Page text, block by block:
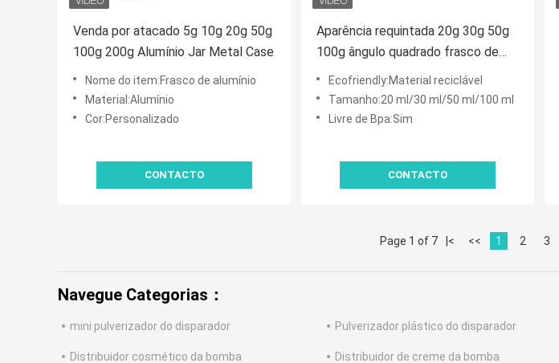
Venda por atacado 5g 10g 20g 50g
100g 200g Alumínio Jar Metal Case
Nome do item:Frasco de alumínio
Material:Alumínio
Cor:Personalizado
CONTACTO
Aparência requintada 20g 30g 50g
100g ângulo quadrado frasco de
creme de plástico com junta de
puxar à mão usado para apoio de
pacote de cuidados com a pele
Ecofriendly:Material reciclável
Tamanho:20 ml/30 ml/50 ml/100 ml
Livre de Bpa:Sim
CONTACTO
Page 1 of 7 |< << 1 2 3
Navegue Categorias：
mini pulverizador do disparador Pulverizador plástico do disparador
Distribuidor cosmético da bomba Distribuidor de creme da bomba